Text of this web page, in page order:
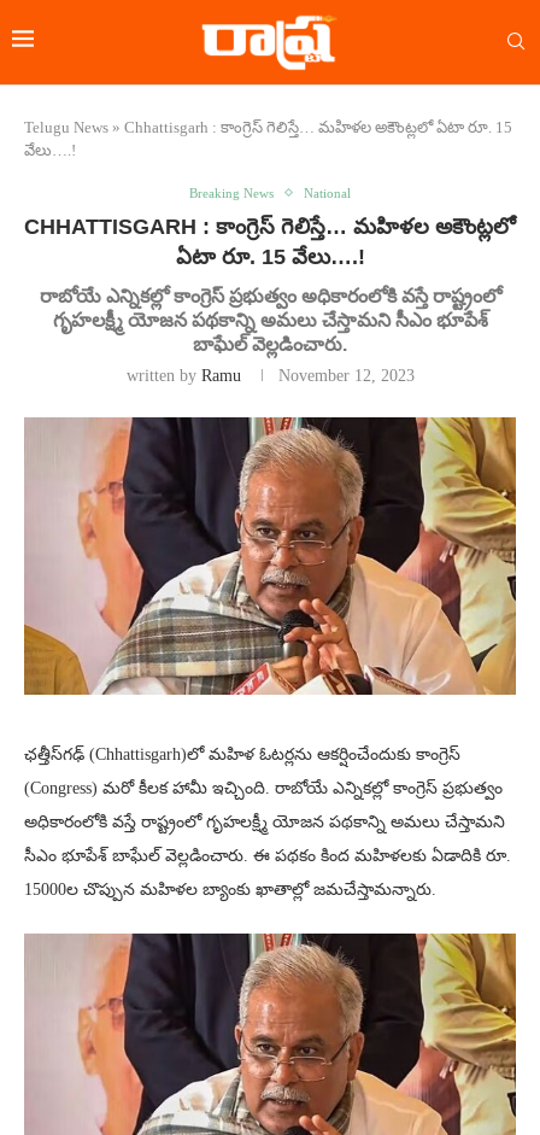
Telugu News » Chhattisgarh : కాంగ్రెస్ గెలిస్తే… మహిళల అకౌంట్లలో ఏటా రూ. 15
వేలు….!
Breaking News National
CHHATTISGARH : కాంగ్రెస్ గెలిస్తే… మహిళల అకౌంట్లలో
ఏటా రూ. 15 వేలు….!
రాబోయే ఎన్నికల్లో కాంగ్రెస్ ప్రభుత్వం అధికారంలోకి వస్తే రాష్ట్రంలో
గృహలక్ష్మీ యోజన పథకాన్ని అమలు చేస్తామని సీఎం భూపేశ్
బాఘేల్ వెల్లడించారు.
written by Ramu November 12, 2023
ఛత్తీస్‌గఢ్‌ (Chhattisgarh)లో మహిళ ఓటర్లను ఆకర్షించేందుకు కాంగ్రెస్
(Congress) మరో కీలక హామీ ఇచ్చింది. రాబోయే ఎన్నికల్లో కాంగ్రెస్ ప్రభుత్వం
అధికారంలోకి వస్తే రాష్ట్రంలో గృహలక్ష్మీ యోజన పథకాన్ని అమలు చేస్తామని
సీఎం భూపేశ్ బాఘేల్ వెల్లడించారు. ఈ పథకం కింద మహిళలకు ఏడాదికి రూ.
15000ల చొప్పున మహిళల బ్యాంకు ఖాతాల్లో జమచేస్తామన్నారు.